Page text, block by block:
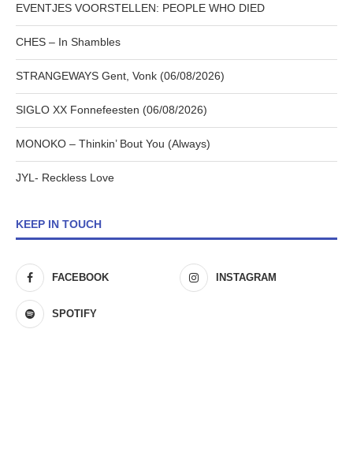
EVENTJES VOORSTELLEN: PEOPLE WHO DIED
CHES – In Shambles
STRANGEWAYS Gent, Vonk (06/08/2026)
SIGLO XX Fonnefeesten (06/08/2026)
MONOKO – Thinkin’ Bout You (Always)
JYL- Reckless Love
KEEP IN TOUCH
FACEBOOK INSTAGRAM
SPOTIFY